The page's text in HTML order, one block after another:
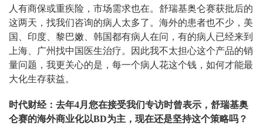
人有商保或重疾险，市场需求也在。舒瑞基奥仑赛获批后的
这两天，找我们咨询的病人太多了。海外的患者也不少，美
国、印度、黎巴嫩、韩国都有病人在问，有的病人已经来到
上海、广州找中国医生治疗。因此我不太担心这个产品的销
量问题，我更关心的是，每一个病人花这个钱，如何才能最
大化生存获益。
时代财经：去年4月您在接受我们专访时曾表示，舒瑞基奥
仑赛的海外商业化以BD为主，现在还是坚持这个策略吗？